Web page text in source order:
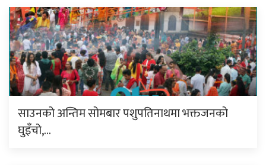
साउनको अन्तिम सोमबार पशुपतिनाथमा भक्तजनको
घुइँचो,…